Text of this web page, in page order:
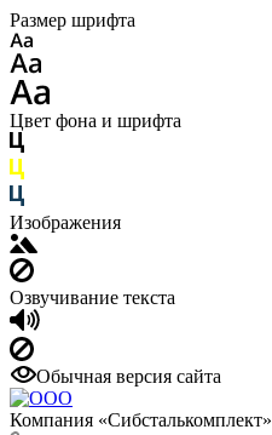
Размер шрифта
Цвет фона и шрифта
Изображения
Озвучивание текста
Обычная версия сайта
Компания «Сибсталькомплект»